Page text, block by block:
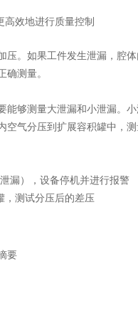
效地进行质量控制
。如果工件发生泄漏，腔
确测量。
够测量大泄漏和小泄漏。
空气分压到扩展容积罐中，
漏），设备停机并进行报警
，测试分压后的差压
要